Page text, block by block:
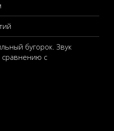
бугорок. Звук
с